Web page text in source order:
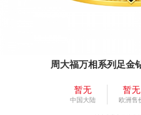
周大福万相系列足金
暂无
中国大陆
暂无
欧洲售